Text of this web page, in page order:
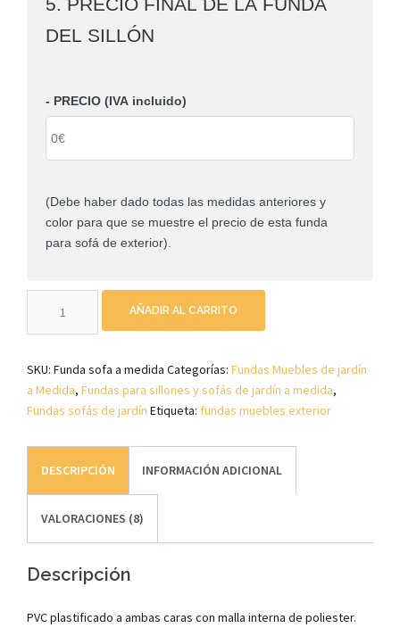
DEL SILLÓN
- PRECIO (IVA incluido)
(Debe haber dado todas las medidas anteriores y
color para que se muestre el precio de esta funda
para sofá de exterior).
Sofá
cantidad
AÑADIR AL CARRITO
SKU: Funda sofa a medida Categorías: Fundas Muebles de jardín
a Medida, Fundas para sillones y sofás de jardín a medida,
Fundas sofás de jardín Etiqueta: fundas muebles exterior
DESCRIPCIÓN INFORMACIÓN ADICIONAL
VALORACIONES (8)
Descripción
PVC plastificado a ambas caras con malla interna de poliester.